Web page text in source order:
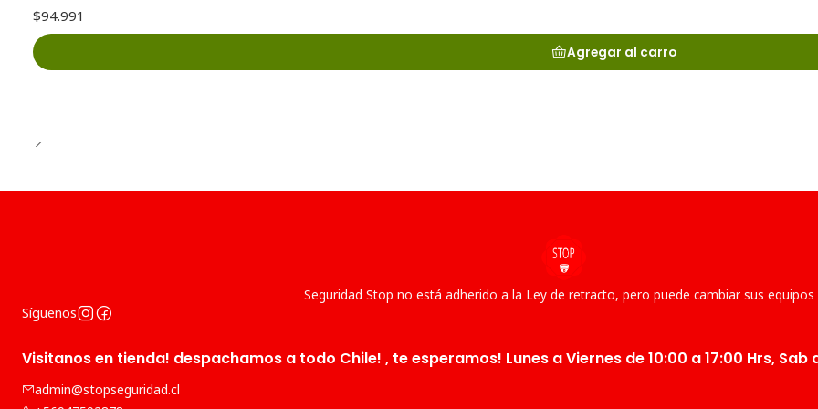
$94.991
Agregar al carro
Seguridad Stop no está adherido a la Ley de retracto, pero puede cambiar sus
Síguenos
Visitanos en tienda! despachamos a todo Chile! , te esperamos! Lunes a Viernes de 10:00 a 17:00 Hrs, Sab
admin@stopseguridad.cl